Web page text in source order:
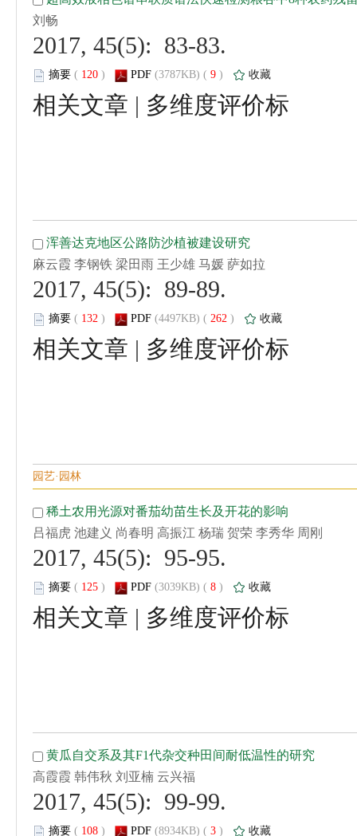
2017, 45(5): 83-83.
( ) 9 )
|
2017, 45(5): 89-89.
( ) 262 )
|
2017, 45(5): 95-95.
( ) 8 )
|
2017, 45(5): 99-99.
( ) 3 )